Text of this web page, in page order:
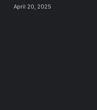
April 20, 2025